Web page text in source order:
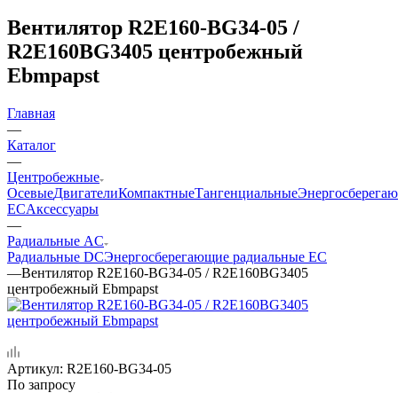
Вентилятор R2E160-BG34-05 /
R2E160BG3405 центробежный
Ebmpapst
Главная
—
Каталог
—
Центробежные
ОсевыеДвигателиКомпактныеТангенциальные
ECАксессуары
—
Радиальные AC
Радиальные DCЭнергосберегающие радиальные EC
—Вентилятор R2E160-BG34-05 / R2E160BG3405
центробежный Ebmpapst
Артикул: R2E160-BG34-05
По запросу